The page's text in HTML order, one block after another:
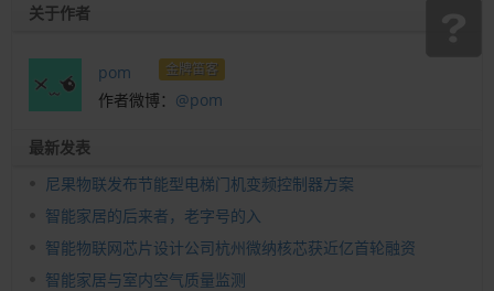
关于作者
pom 金牌笛客
作者微博： @pom
最新发表
尼果物联发布节能型电梯门机变频控制器方案
智能家居的后来者，老字号的入
智能物联网芯片设计公司杭州微纳核芯获近亿首轮融资
智能家居与室内空气质量监测